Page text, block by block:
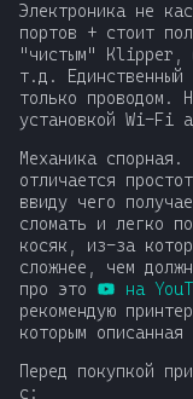
Электроника не
портов + стоит
"чистым" Klipper,
т.д.
только проводом.
установкой Wi-Fi
Механика
отличается
ввиду чего
сломать и легко
косяк, из-за
сложнее, чем
про это
на
рекомендую
которым
Перед покупкой
с: